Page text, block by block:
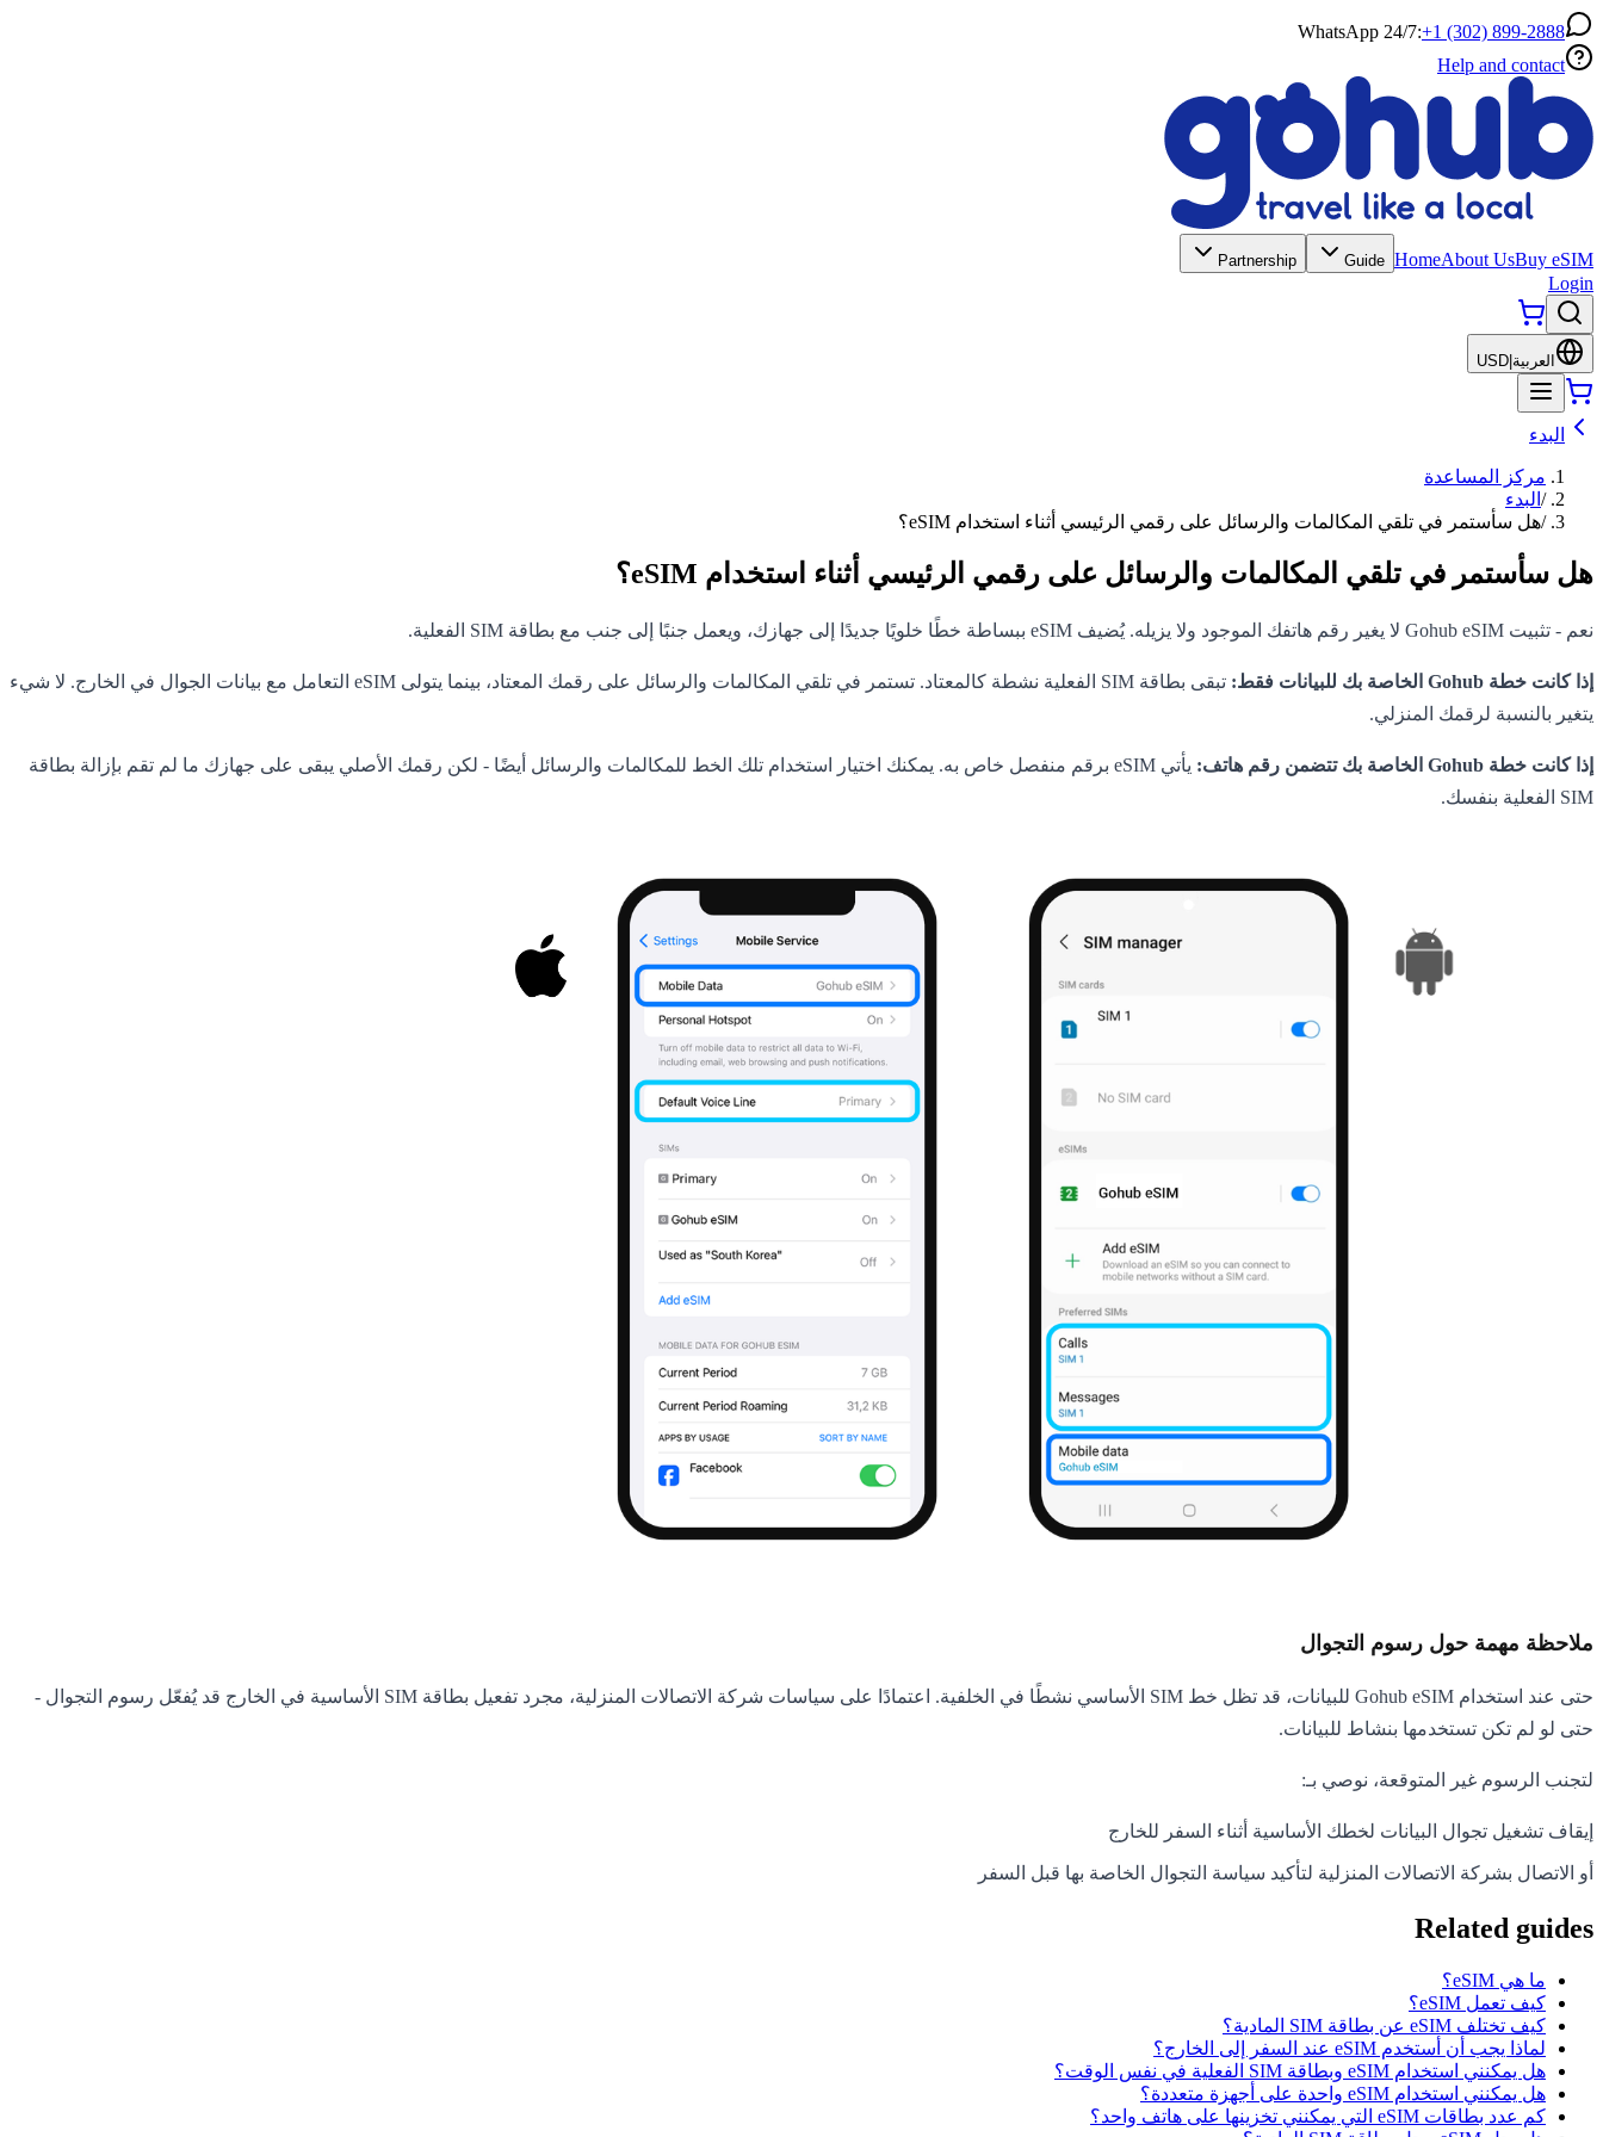
WhatsApp 24/7:+1 (302) 899-2888
Help and contact
HomeAbout UsBuy eSIM
Guide
Partnership
Login
العربية USD
البدء
مركز المساعدة
/ البدء
/هل سأستمر في تلقي المكالمات والرسائل على رقمي الرئيسي أثناء استخدام eSIM؟
هل سأستمر في تلقي المكالمات والرسائل على رقمي الرئيسي أثناء استخدام eSIM؟
نعم - تثبيت Gohub eSIM لا يغير رقم هاتفك الموجود ولا يزيله. يُضيف eSIM ببساطة خطًا خلويًا جديدًا إلى جهازك، ويعمل جنبًا إلى جنب مع بطاقة SIM الفعلية.
إذا كانت خطة Gohub الخاصة بك للبيانات فقط:
تبقى بطاقة SIM الفعلية نشطة كالمعتاد. تستمر في تلقي المكالمات والرسائل على رقمك المعتاد، بينما يتولى eSIM التعامل مع بيانات الجوال في الخارج. لا شيء
يتغير بالنسبة لرقمك المنزلي.
إذا كانت خطة Gohub الخاصة بك تتضمن رقم هاتف:
يأتي eSIM برقم منفصل خاص به. يمكنك اختيار استخدام تلك الخط للمكالمات والرسائل أيضًا - لكن رقمك الأصلي يبقى على جهازك ما لم تقم بإزالة بطاقة
SIM الفعلية بنفسك.
ملاحظة مهمة حول رسوم التجوال
حتى عند استخدام Gohub eSIM للبيانات، قد تظل خط SIM الأساسي نشطًا في الخلفية. اعتمادًا على سياسات شركة الاتصالات المنزلية، مجرد تفعيل بطاقة SIM الأساسية في الخارج قد يُفعّل رسوم التجوال -
حتى لو لم تكن تستخدمها بنشاط للبيانات.
لتجنب الرسوم غير المتوقعة، نوصي بـ:
إيقاف تشغيل تجوال البيانات لخطك الأساسية أثناء السفر للخارج
أو الاتصال بشركة الاتصالات المنزلية لتأكيد سياسة التجوال الخاصة بها قبل السفر
Related guides
ما هي eSIM؟
كيف تعمل eSIM؟
كيف تختلف eSIM عن بطاقة SIM المادية؟
لماذا يجب أن أستخدم eSIM عند السفر إلى الخارج؟
هل يمكنني استخدام eSIM وبطاقة SIM الفعلية في نفس الوقت؟
هل يمكنني استخدام eSIM واحدة على أجهزة متعددة؟
كم عدد بطاقات eSIM التي يمكنني تخزينها على هاتف واحد؟